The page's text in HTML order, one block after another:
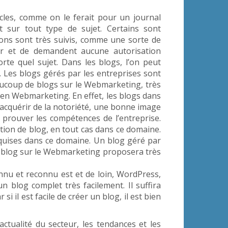
comme on le ferait pour un journal
sur tout type de sujet. Certains sont
sont très suivis, comme une sorte de
de demandent aucune autorisation
quel sujet. Dans les blogs, l’on peut
blogs gérés par les entreprises sont
de blogs sur le Webmarketing, très
Webmarketing. En effet, les blogs dans
de la notoriété, une bonne image
les compétences de l’entreprise.
de blog, en tout cas dans ce domaine.
dans ce domaine. Un blog géré par
sur le Webmarketing proposera très
et reconnu est et de loin, WordPress,
blog complet très facilement. Il suffira
si il est facile de créer un blog, il est bien
du secteur, les tendances et les